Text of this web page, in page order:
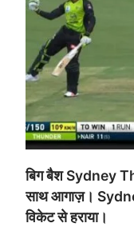
बिग बैश Sydney
साथ आगाज़।
विकेट से हराया।